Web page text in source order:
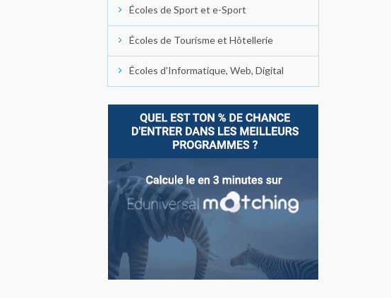
Écoles de Sport et e-Sport
Écoles de Tourisme et Hôtellerie
Écoles d'Informatique, Web, Digital